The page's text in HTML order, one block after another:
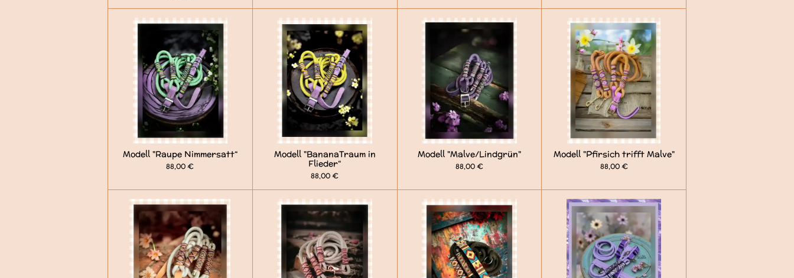
Modell "Raupe Nimmersatt“
88,00 €
Modell "BananaTraum in
Flieder“
88,00 €
Modell "Malve/Lindgrün"
88,00 €
Modell "Pfirsich trifft Malve"
88,00 €